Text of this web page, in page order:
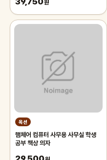
원
옥션
햄체어 컴퓨터 사무용 사무실 학생
공부 책상 의자